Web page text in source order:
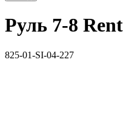
Руль 7-8
825-01-SI-04-227